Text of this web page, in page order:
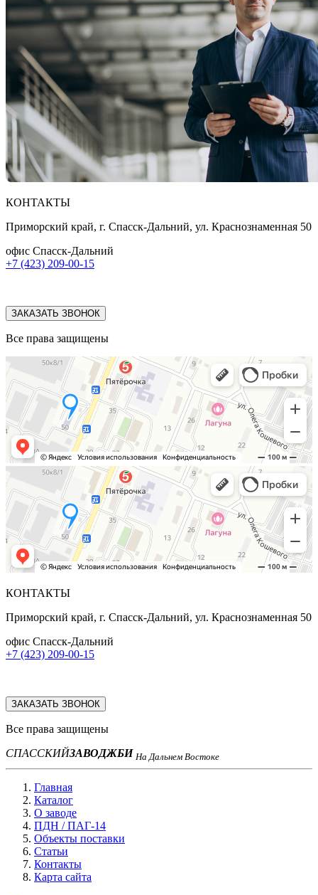
КОНТАКТЫ
Приморский край, г. Спасск-Дальний, ул. Краснознаменная 50
офис Спасск-Дальний
+7 (423) 209-00-15
ЗАКАЗАТЬ ЗВОНОК
Все права защищены
КОНТАКТЫ
Приморский край, г. Спасск-Дальний, ул. Краснознаменная 50
офис Спасск-Дальний
+7 (423) 209-00-15
ЗАКАЗАТЬ ЗВОНОК
Все права защищены
СПАССКИЙЗАВОДЖБИ На Дальнем Востоке
Главная
Каталог
О заводе
ПДН / ПАГ-14
Объекты поставки
Статьи
Контакты
Карта сайта